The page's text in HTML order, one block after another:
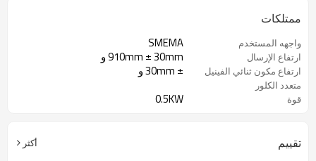
ممتلكات
واجهه المستخدم SMEMA
ارتفاع الإرسال 910mm ± 30mm و
ارتفاع مكون ثنائي الفينيل
متعدد الكلور
± 30mm و
قوة 0.5KW
تقييم أكثر